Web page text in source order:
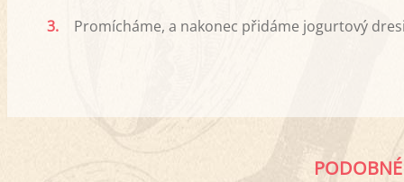
3.
Promícháme, a nakonec přidáme jogurtový
PODOBNÉ